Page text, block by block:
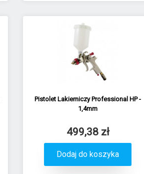
Pistolet Lakierniczy Professional HP -
1,4mm
499,38 zł
Dodaj do koszyka